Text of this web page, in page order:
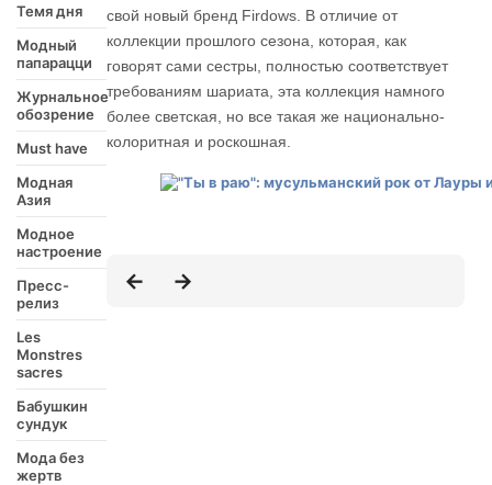
Темя дня
Модный
папарацци
Журнальное
обозрение
Must have
Модная
Азия
Модное
настроение
Пресс-
релиз
Les
Monstres
sacres
Бабушкин
сундук
Мода без
жертв
свой новый бренд Firdows. В отличие от
коллекции прошлого сезона, которая, как
говорят сами сестры, полностью соответствует
требованиям шариата, эта коллекция намного
более светская, но все такая же национально-
колоритная и роскошная.